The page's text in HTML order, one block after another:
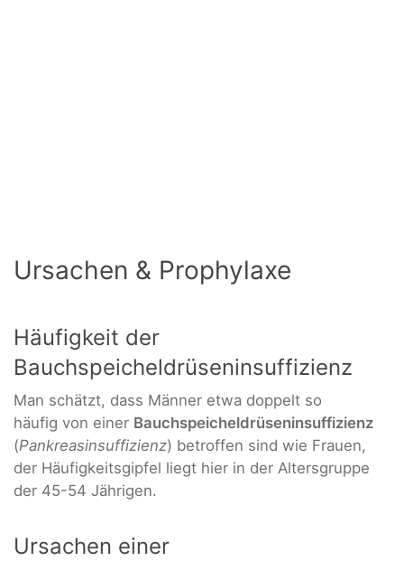
Ursachen & Prophylaxe
Häufigkeit der
Bauchspeicheldrüseninsuffizienz
Man schätzt, dass Männer etwa doppelt so
häufig von einer Bauchspeicheldrüseninsuffizienz
(Pankreasinsuffizienz) betroffen sind wie Frauen,
der Häufigkeitsgipfel liegt hier in der Altersgruppe
der 45-54 Jährigen.
Ursachen einer